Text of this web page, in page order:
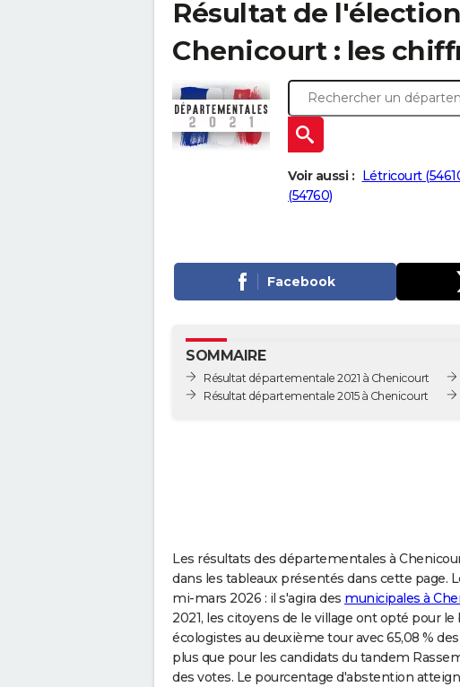
Résultat de
Chenicourt : les
Voir aussi : Létricourt
(54760)
Facebook
SOMMAIRE
Résultat départementale 2021 à Chenicourt
Résultat départementale 2015 à Chenicourt
Les résultats des départementales à
dans les tableaux présentés dans cette page.
mi-mars 2026 : il s'agira des municipales à
2021, les citoyens de le village ont opté pour
écologistes au deuxième tour avec 65,08 %
plus que pour les candidats du tandem
des votes. Le pourcentage d'abstention